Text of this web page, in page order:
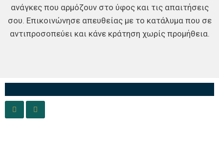
ανάγκες που αρμόζουν στο ύφος και τις απαιτήσεις
σου. Επικοινώνησε απευθείας με το κατάλυμα που σε
αντιπροσοπεύει και κάνε κράτηση χωρίς προμήθεια.